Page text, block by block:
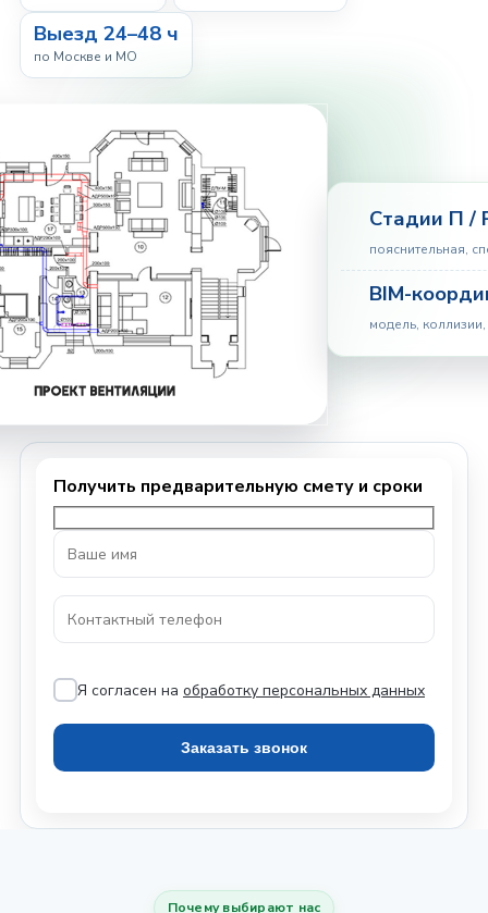
Выезд 24–48 ч
по Москве и МО
Стадии П /
пояснительная,
BIM-
модель,
Я согласен на обработку персональных данных
Почему выбирают нас